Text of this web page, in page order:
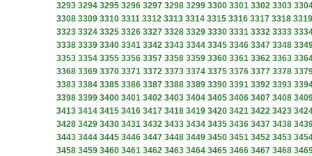
3293 3294 3295 3296 3297 3298 3299 3300 3301 3302 3303
3308 3309 3310 3311 3312 3313 3314 3315 3316 3317 3318 3319
3323 3324 3325 3326 3327 3328 3329 3330 3331 3332 3333
3338 3339 3340 3341 3342 3343 3344 3345 3346 3347 3348
3353 3354 3355 3356 3357 3358 3359 3360 3361 3362 3363
3368 3369 3370 3371 3372 3373 3374 3375 3376 3377 3378
3383 3384 3385 3386 3387 3388 3389 3390 3391 3392 3393
3398 3399 3400 3401 3402 3403 3404 3405 3406 3407 3408
3413 3414 3415 3416 3417 3418 3419 3420 3421 3422 3423
3428 3429 3430 3431 3432 3433 3434 3435 3436 3437 3438
3443 3444 3445 3446 3447 3448 3449 3450 3451 3452 3453
3458 3459 3460 3461 3462 3463 3464 3465 3466 3467 3468